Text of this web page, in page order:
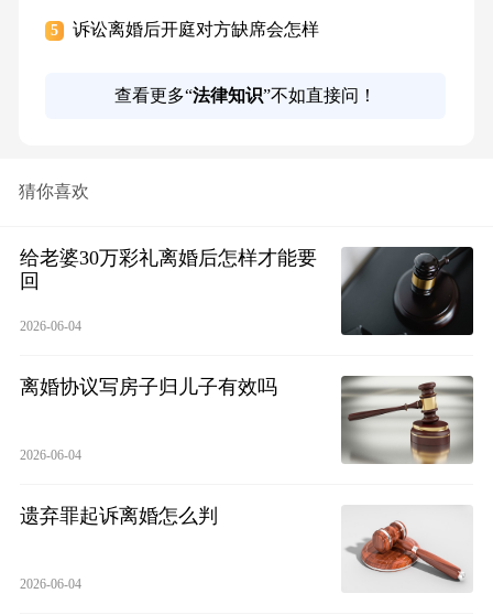
5 诉讼离婚后开庭对方缺席会怎样
查看更多“法律知识”不如直接问！
猜你喜欢
给老婆30万彩礼离婚后怎样才能要
回
2026-06-04
离婚协议写房子归儿子有效吗
2026-06-04
遗弃罪起诉离婚怎么判
2026-06-04